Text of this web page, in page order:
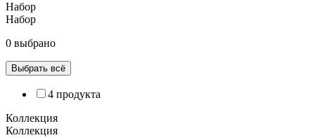
Набор
Набор
0 выбрано
Выбрать всё
4 продукта
Коллекция
Коллекция